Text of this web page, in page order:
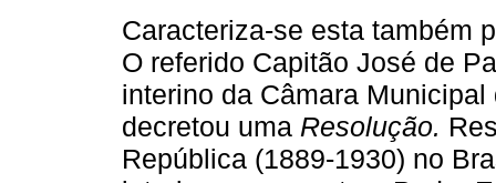
Caracteriza-se esta também
O referido Capitão José de
interino da Câmara
decretou uma Resolução.
República (1889-1930) no